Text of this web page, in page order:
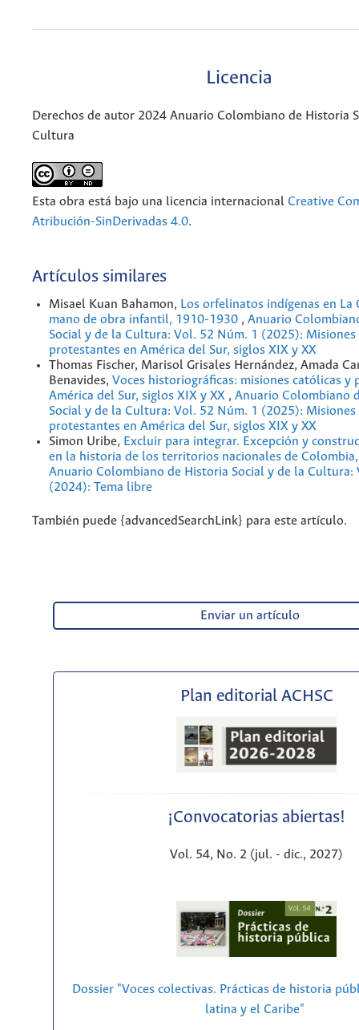
Licencia
Derechos de autor 2024 Anuario Colombiano de Historia
Cultura
Esta obra está bajo una licencia internacional Creative
Atribución-SinDerivadas 4.0.
Artículos similares
Misael Kuan Bahamon, Los orfelinatos indígenas en La
mano de obra infantil, 1910-1930 , Anuario
Social y de la Cultura: Vol. 52 Núm. 1 (2025): Misiones
protestantes en América del Sur, siglos XIX y XX
Thomas Fischer, Marisol Grisales Hernández, Amada
Benavides, Voces historiográficas: misiones católicas y
América del Sur, siglos XIX y XX , Anuario Colombiano
Social y de la Cultura: Vol. 52 Núm. 1 (2025): Misiones
protestantes en América del Sur, siglos XIX y XX
Simon Uribe, Excluir para integrar. Excepción y
en la historia de los territorios nacionales de
Anuario Colombiano de Historia Social y de la Cultura:
(2024): Tema libre
También puede {advancedSearchLink} para este artículo.
Enviar un artículo
Plan editorial ACHSC
¡Convocatorias abiertas!
Vol. 54, No. 2 (jul. - dic., 2027)
Dossier "Voces colectivas. Prácticas de historia
latina y el Caribe"